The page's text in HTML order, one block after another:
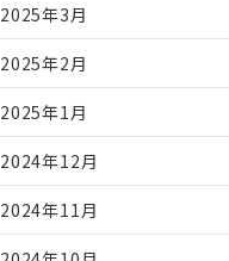
2025年3月
2025年2月
2025年1月
2024年12月
2024年11月